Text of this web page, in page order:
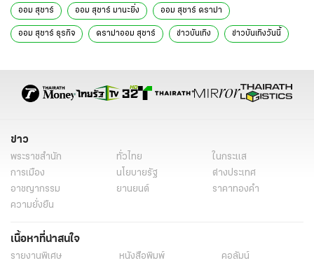
ออม สุชาร์ ออม สุชาร์ มานะยิ่ง ออม สุชาร์ ดราม่า
ออม สุชาร์ ธุรกิจ ดราม่าออม สุชาร์ ข่าวบันเทิง ข่าวบันเทิงวันนี้
ข่าว
พระราชสำนัก ทั่วไทย
ในกระแส
การเมือง
นโยบายรัฐ
ต่างประเทศ
อาชญากรรม
ยานยนต์
ราคาทองคำ
ความยั่งยืน
เนื้อหาที่น่าสนใจ
รายงานพิเศษ หนังสือพิมพ์
คอลัมน์